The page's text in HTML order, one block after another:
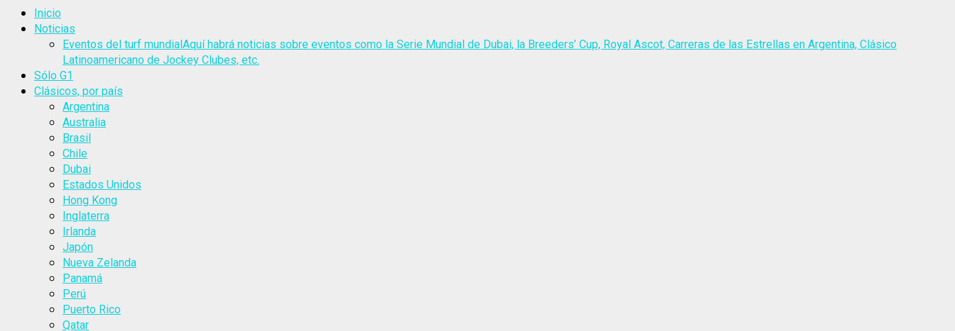
Inicio
Noticias
Eventos del turf mundialAquí habrá noticias sobre eventos como la Serie Mundial de Dubai, la Breeders’ Cup, Royal Ascot, Carreras de las Estrellas en Argentina, Clásico
Latinoamericano de Jockey Clubes, etc.
Sólo G1
Clásicos, por país
Argentina
Australia
Brasil
Chile
Dubai
Estados Unidos
Hong Kong
Inglaterra
Irlanda
Japón
Nueva Zelanda
Panamá
Perú
Puerto Rico
Qatar